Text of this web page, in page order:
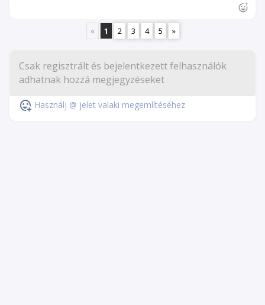
« 1 2 3 4 5 »
Használj @ jelet valaki megemlítéséhez